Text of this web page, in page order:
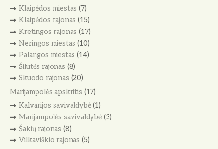
Klaipėdos miestas (7)
Klaipėdos rajonas (15)
Kretingos rajonas (17)
Neringos miestas (10)
Palangos miestas (14)
Šilutės rajonas (8)
Skuodo rajonas (20)
Marijampolės apskritis (17)
Kalvarijos savivaldybė(1)
Marijampolės savivaldybė(3)
Šakių rajonas (8)
Vilkaviškio rajonas (5)